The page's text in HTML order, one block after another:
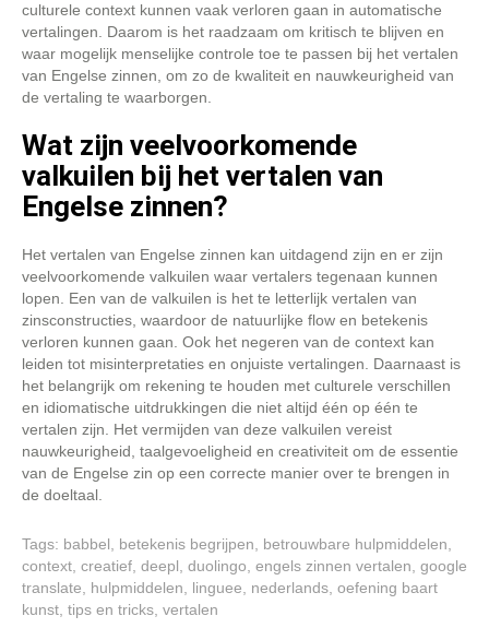
culturele context kunnen vaak verloren gaan in automatische
vertalingen. Daarom is het raadzaam om kritisch te blijven en
waar mogelijk menselijke controle toe te passen bij het vertalen
van Engelse zinnen, om zo de kwaliteit en nauwkeurigheid van
de vertaling te waarborgen.
Wat zijn veelvoorkomende
valkuilen bij het vertalen van
Engelse zinnen?
Het vertalen van Engelse zinnen kan uitdagend zijn en er zijn
veelvoorkomende valkuilen waar vertalers tegenaan kunnen
lopen. Een van de valkuilen is het te letterlijk vertalen van
zinsconstructies, waardoor de natuurlijke flow en betekenis
verloren kunnen gaan. Ook het negeren van de context kan
leiden tot misinterpretaties en onjuiste vertalingen. Daarnaast is
het belangrijk om rekening te houden met culturele verschillen
en idiomatische uitdrukkingen die niet altijd één op één te
vertalen zijn. Het vermijden van deze valkuilen vereist
nauwkeurigheid, taalgevoeligheid en creativiteit om de essentie
van de Engelse zin op een correcte manier over te brengen in
de doeltaal.
Tags: babbel betekenis begrijpen betrouwbare hulpmiddelen
context creatief deepl duolingo engels zinnen vertalen google
translate
hulpmiddelen linguee nederlands oefening baart
kunst tips en tricks vertalen